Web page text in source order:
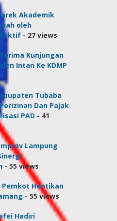
Akademik
oleh
- 27 views
Kunjungan
Intan Ke KDMP
Tubaba
Dan Pajak
PAD - 41
Lampung
- 55 views
Pemkot Hentikan
- 55 views
Hadiri